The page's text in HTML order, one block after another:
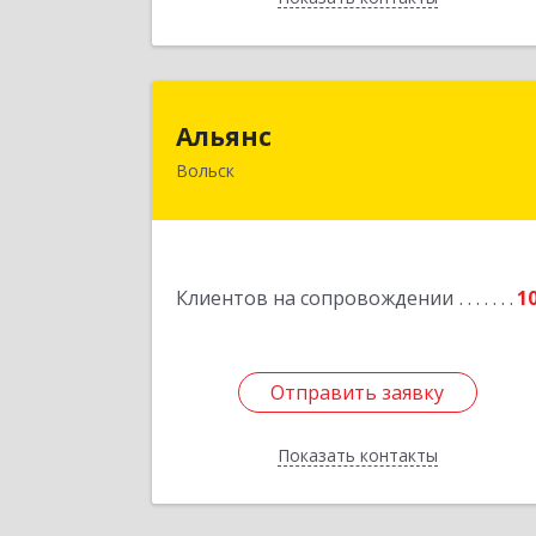
Альянс
Вольск
Клиентов на сопровождении
Отправить заявку
Показать контакты
412900, Саратовская обл, Вольск г,
Отправить заявку
Назад